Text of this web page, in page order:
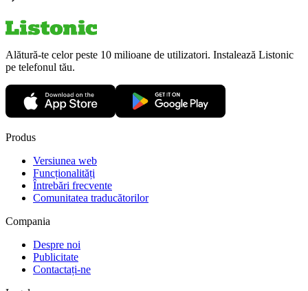
Alătură-te celor peste 10 milioane de utilizatori. Instalează Listonic
pe telefonul tău.
Produs
Versiunea web
Funcționalități
Întrebări frecvente
Comunitatea traducătorilor
Compania
Despre noi
Publicitate
Contactați-ne